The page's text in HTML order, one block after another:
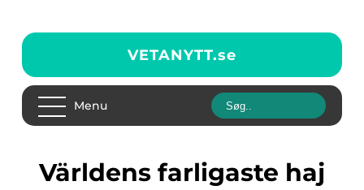
VETANYTT.se
Menu
världens farligaste haj